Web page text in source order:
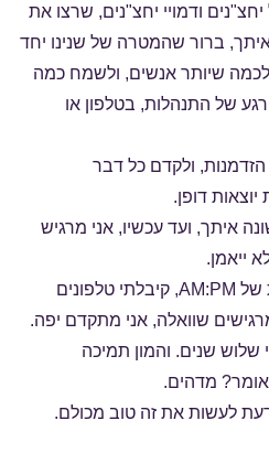
ודמויי יחצ"נים, שרצו את
ברור שהמטרה של שנינו יחד
שיותר אנשים, ולשמח כמה
של התנהלות, בטלפון או
ולקדם כל דבר
דופן.
ועד עכשיו, אני מרגיש
שלAM:PM, קיבלתי טלפונים
שוואלה, אני מתקדם יפה.
שנים. והמון תמיכה
מדהים.
לעשות את זה טוב מכולם.